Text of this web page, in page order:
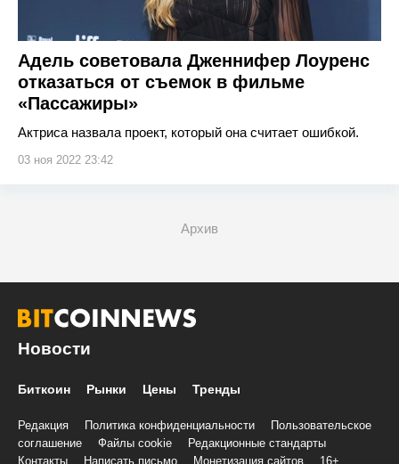
Адель советовала Дженнифер Лоуренс
отказаться от съемок в фильме
«Пассажиры»
Актриса назвала проект, который она считает ошибкой.
03 ноя 2022 23:42
Архив
Новости
Биткоин Рынки Цены Тренды
Редакция Политика конфиденциальности
Пользовательское
соглашение
Файлы cookie
Редакционные стандарты
Контакты
Написать письмо Монетизация сайтов 16+